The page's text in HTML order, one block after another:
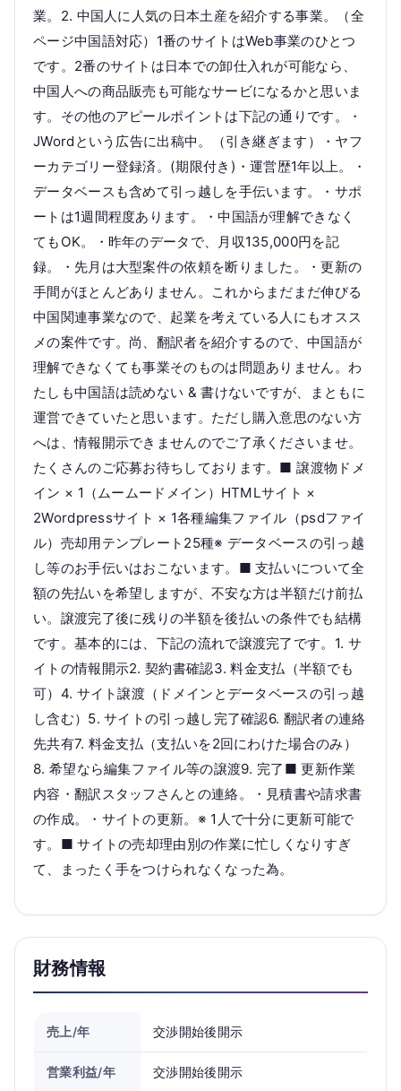
業。2. 中国人に人気の日本土産を紹介する事業。（全
ページ中国語対応）1番のサイトはWeb事業のひとつ
です。2番のサイトは日本での卸仕入れが可能なら、
中国人への商品販売も可能なサービになるかと思いま
す。その他のアピールポイントは下記の通りです。・
JWordという広告に出稿中。（引き継ぎます）・ヤフ
ーカテゴリー登録済。(期限付き)・運営歴1年以上。・
データベースも含めて引っ越しを手伝います。・サポ
ートは1週間程度あります。・中国語が理解できなく
てもOK。・昨年のデータで、月収135,000円を記
録。・先月は大型案件の依頼を断りました。・更新の
手間がほとんどありません。これからまだまだ伸びる
中国関連事業なので、起業を考えている人にもオスス
メの案件です。尚、翻訳者を紹介するので、中国語が
理解できなくても事業そのものは問題ありません。わ
たしも中国語は読めない & 書けないですが、まともに
運営できていたと思います。ただし購入意思のない方
へは、情報開示できませんのでご了承くださいませ。
たくさんのご応募お待ちしております。■ 譲渡物ドメ
イン × 1（ムームードメイン）HTMLサイト ×
2Wordpressサイト × 1各種編集ファイル（psdファイ
ル）売却用テンプレート25種※ データベースの引っ越
し等のお手伝いはおこないます。■ 支払いについて全
額の先払いを希望しますが、不安な方は半額だけ前払
い。譲渡完了後に残りの半額を後払いの条件でも結構
です。基本的には、下記の流れで譲渡完了です。1. サ
イトの情報開示2. 契約書確認3. 料金支払（半額でも
可）4. サイト譲渡（ドメインとデータベースの引っ越
し含む）5. サイトの引っ越し完了確認6. 翻訳者の連絡
先共有7. 料金支払（支払いを2回にわけた場合のみ）
8. 希望なら編集ファイル等の譲渡9. 完了■ 更新作業
内容・翻訳スタッフさんとの連絡。・見積書や請求書
の作成。・サイトの更新。※ 1人で十分に更新可能で
す。■ サイトの売却理由別の作業に忙しくなりすぎ
て、まったく手をつけられなくなった為。
財務情報
売上/年 交渉開始後開示
営業利益/年 交渉開始後開示